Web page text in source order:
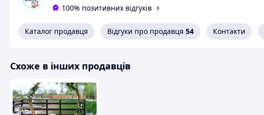
100% позитивних відгуків
Каталог продавця Відгуки про продавця 54 Контакти
Схоже в інших продавців